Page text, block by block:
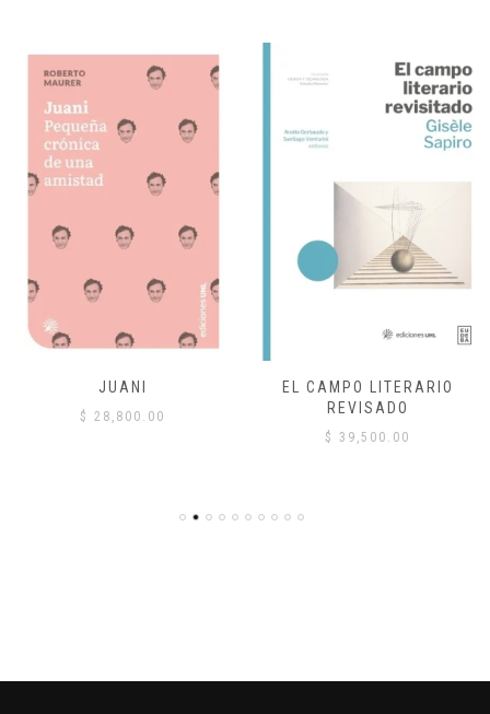
JUANI
$ 28,800.00
EL CAMPO LITERARIO
REVISADO
$ 39,500.00